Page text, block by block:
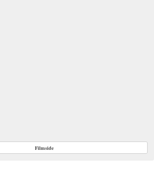
Filmside